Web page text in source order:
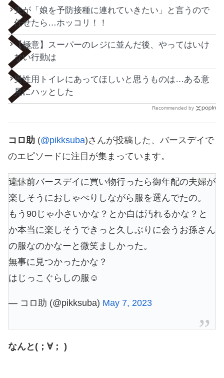
夫が「娘を予防接種に連れていきたい」と言うので
任せたら…ホッコリ！！
【極意】スーパーのレジに並んだ後、やってはいけ
ない行動は
男性用トイレにあってほしいと思うものは…ある意
見にハッとした
Recommended by
コロ助 (@pikksuba)さんが投稿した、バースデイで
のエピソードに注目が集まっています。
連休前バースデイに買い物行ったら御年配の夫婦が
楽しそうにおしゃべりしながら服を選んでたの。
もう90じゃ小さいかな？とか白は汚れるかな？と
か本当に楽しそうできっと久しぶりに会うお孫さん
の服なのかなーと微笑ましかった。
無事に見つかったかな？
はじっこぐらしの服☺️
— コロ助 (@pikksuba) May 7, 2023
なんと(；∀； )